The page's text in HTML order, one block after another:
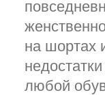
на шортах
любой